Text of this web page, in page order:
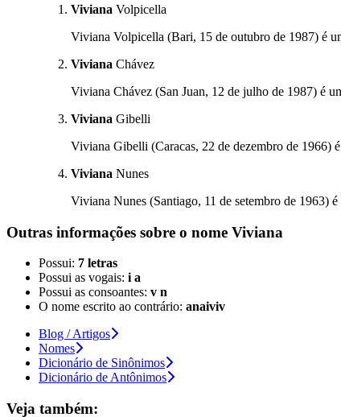
Viviana Volpicella
Viviana Volpicella (Bari, 15 de outubro de 1987) é
Viviana Chávez
Viviana Chávez (San Juan, 12 de julho de 1987) é
Viviana Gibelli
Viviana Gibelli (Caracas, 22 de dezembro de 1966)
Viviana Nunes
Viviana Nunes (Santiago, 11 de setembro de 1963)
Outras informações sobre o nome Viviana
Possui: 7 letras
Possui as vogais: i a
Possui as consoantes: v n
O nome escrito ao contrário: anaiviv
Blog / Artigos
Nomes
Dicionário de Sinônimos
Dicionário de Antônimos
Veja também: